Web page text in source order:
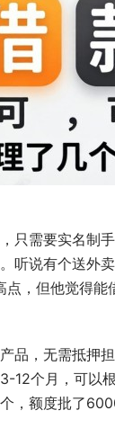
只需要实名制
听说有个送外
，但他觉得能
品，无需抵押
12个月，可以
，额度批了